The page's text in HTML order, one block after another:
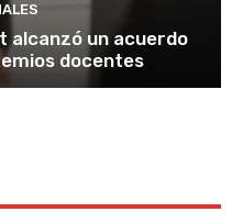
alcanzó un acuerdo
docentes